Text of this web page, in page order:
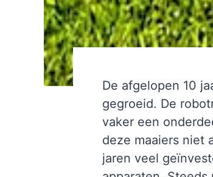
De afgelopen 10
gegroeid. De
vaker een
deze maaiers niet
jaren veel